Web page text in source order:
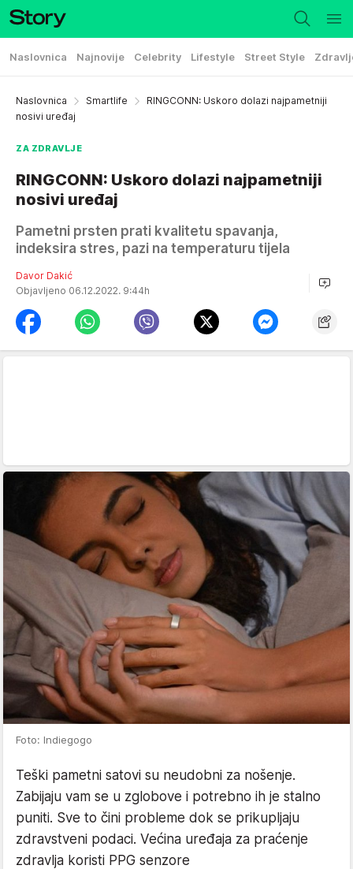
Naslovnica Najnovije Celebrity Lifestyle Street Style
Naslovnica Smartlife
RINGCONN: Uskoro dolazi najpametniji
nosivi uređaj
ZA ZDRAVLJE
RINGCONN: Uskoro dolazi najpametniji
nosivi uređaj
Pametni prsten prati kvalitetu spavanja,
indeksira stres, pazi na temperaturu tijela
Davor Dakić
Objavljeno 06.12.2022. 9:44h
Foto: Indiegogo
Teški pametni satovi su neudobni za nošenje.
Zabijaju vam se u zglobove i potrebno ih je stalno
puniti. Sve to čini probleme dok se prikupljaju
zdravstveni podaci. Većina uređaja za praćenje
zdravlja koristi PPG senzore